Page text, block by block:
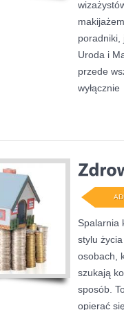
poradniki,
Uroda i
przede
wyłącznie
Spalarnia
stylu
osobach,
szukają
sposób.
opierać